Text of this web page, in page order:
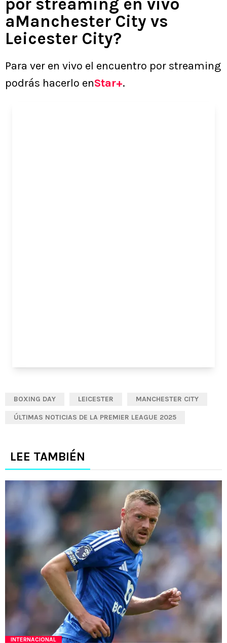
por streaming en vivo
aManchester City vs
Leicester City?
Para ver en vivo el encuentro por streaming
podrás hacerlo enStar+.
BOXING DAY LEICESTER MANCHESTER CITY
ÚLTIMAS NOTICIAS DE LA PREMIER LEAGUE 2025
LEE TAMBIÉN
INTERNACIONAL